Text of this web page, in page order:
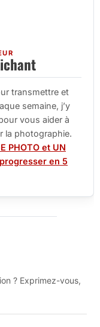
transmettre et
semaine, j’y
vous aider à
la photographie.
PHOTO et UN
en 5
? Exprimez-vous,